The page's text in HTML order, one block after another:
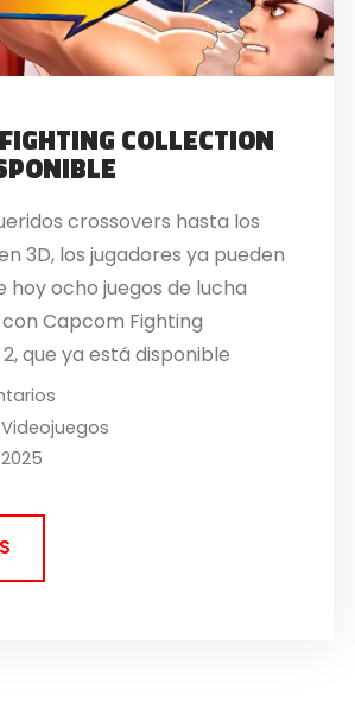
COLLECTION
crossovers hasta los
3D, los jugadores ya pueden
hoy ocho juegos de lucha
Capcom Fighting
que ya está disponible
Nintendo Switch™,
PC a través de Steam y
ver el épico tráiler de
Videojuegos